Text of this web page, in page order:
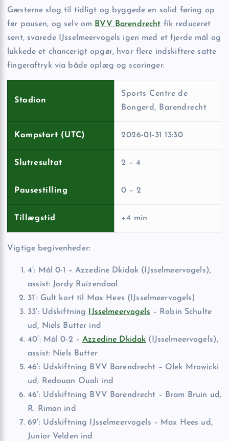
Gæsterne slog til tidligt og byggede en solid føring op
før pausen, og selv om BVV Barendrecht fik reduceret
sent, svarede IJsselmeervogels igen med et fjerde mål og
lukkede et chancerigt opgør, hvor flere indskiftere satte
fingeraftryk via både oplæg og scoringer.
Stadion
Sports Centre de
Bongerd, Barendrecht
Kampstart (UTC) 2026-01-31 13:30
Slutresultat 2 – 4
Pausestilling 0 – 2
Tillægstid +4 min
Vigtige begivenheder:
4′: Mål 0-1 – Azzedine Dkidak (IJsselmeervogels),
assist: Jordy Ruizendaal
31′: Gult kort til Max Hees (IJsselmeervogels)
33′: Udskiftning
IJsselmeervogels – Robin Schulte
ud, Niels Butter ind
40′: Mål 0-2 –Azzedine Dkidak (IJsselmeervogels),
assist: Niels Butter
46′: Udskiftning BVV Barendrecht – Olek Mrowicki
ud, Redouan Ouali ind
46′: Udskiftning BVV Barendrecht – Bram Bruin ud,
R. Rimon ind
69′: Udskiftning IJsselmeervogels – Max Hees ud,
Junior Velden ind